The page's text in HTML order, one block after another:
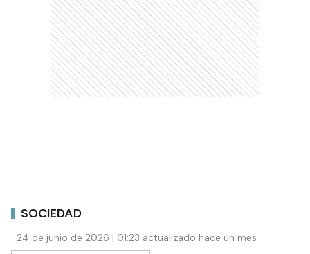
SOCIEDAD
24 de junio de 2026 | 01:23 actualizado hace un mes